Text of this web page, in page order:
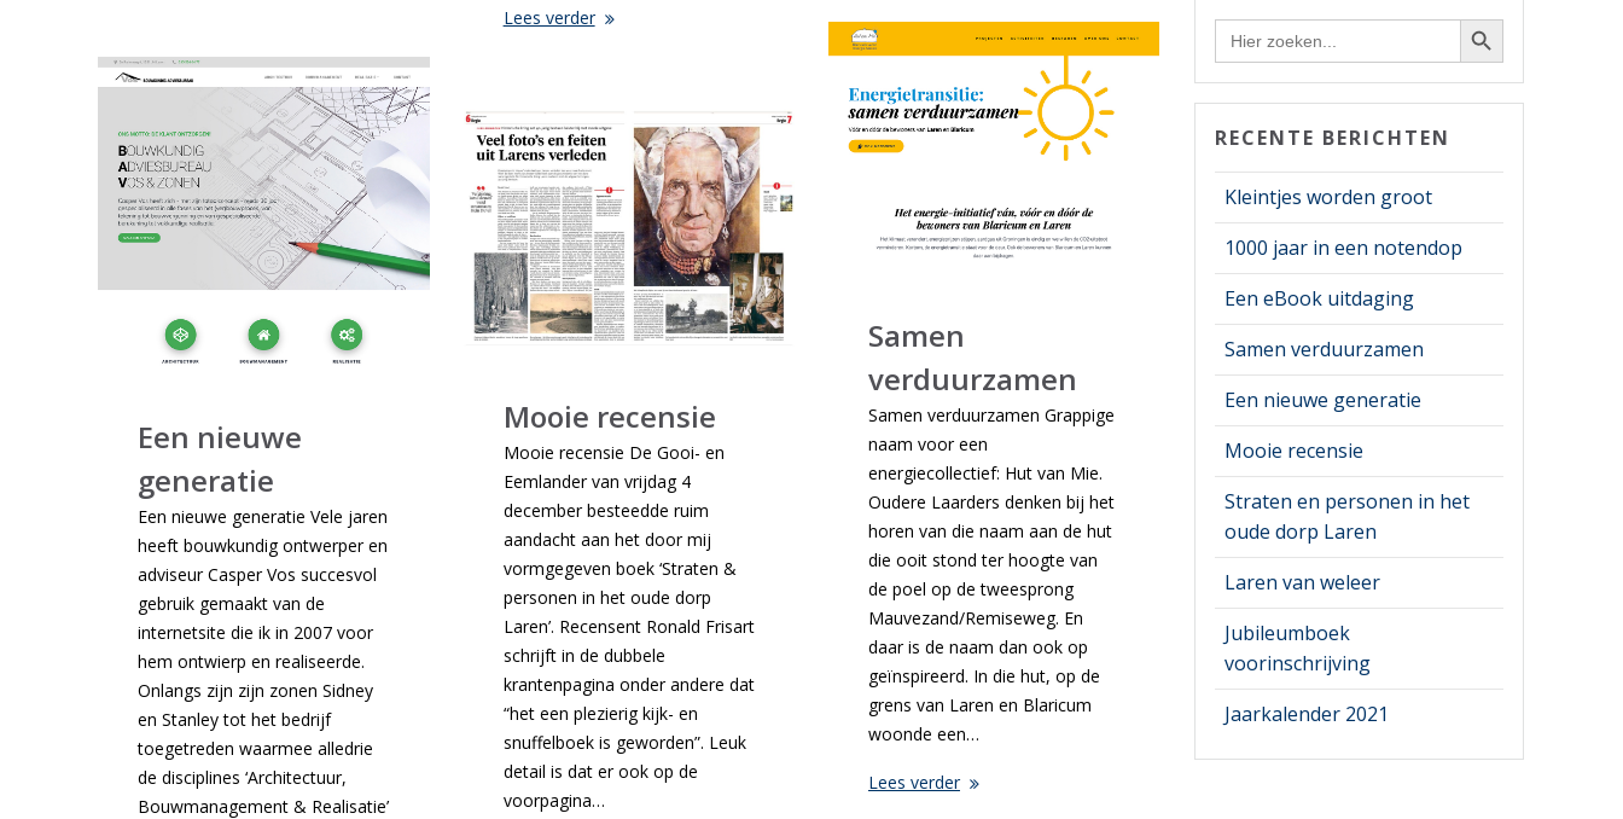
Lees verder
Samen
verduurzamen
Samen verduurzamen Grappige
naam voor een
energiecollectief: Hut van Mie.
Oudere Laarders denken bij het
horen van die naam aan de hut
die ooit stond ter hoogte van
de poel op de tweesprong
Mauvezand/Remiseweg. En
daar is de naam dan ook op
geïnspireerd. In die hut, op de
grens van Laren en Blaricum
woonde een…
Lees verder
Een nieuwe
generatie
Een nieuwe generatie Vele jaren
heeft bouwkundig ontwerper en
adviseur Casper Vos succesvol
gebruik gemaakt van de
internetsite die ik in 2007 voor
hem ontwierp en realiseerde.
Onlangs zijn zijn zonen Sidney
en Stanley tot het bedrijf
toegetreden waarmee alledrie
de disciplines ‘Architectuur,
Bouwmanagement & Realisatie’
Mooie recensie
Mooie recensie De Gooi- en
Eemlander van vrijdag 4
december besteedde ruim
aandacht aan het door mij
vormgegeven boek ‘Straten &
personen in het oude dorp
Laren’. Recensent Ronald Frisart
schrijft in de dubbele
krantenpagina onder andere dat
“het een plezierig kijk- en
snuffelboek is geworden”. Leuk
detail is dat er ook op de
voorpagina…
Zoek
naar:
Zoekknop
RECENTE BERICHTEN
Kleintjes worden groot
1000 jaar in een notendop
Een eBook uitdaging
Samen verduurzamen
Een nieuwe generatie
Mooie recensie
Straten en personen in het
oude dorp Laren
Laren van weleer
Jubileumboek
voorinschrijving
Jaarkalender 2021